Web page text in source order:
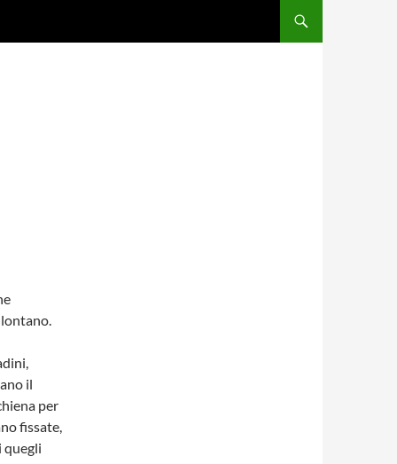
il
per
fissate,
quegli